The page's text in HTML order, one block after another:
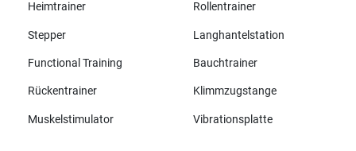
Heimtrainer Rollentrainer
Stepper Langhantelstation
Functional Training Bauchtrainer
Rückentrainer Klimmzugstange
Muskelstimulator Vibrationsplatte